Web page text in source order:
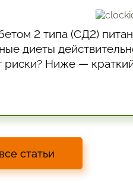
2 типа (СД2)
диеты
риски? Ниже —
статьи